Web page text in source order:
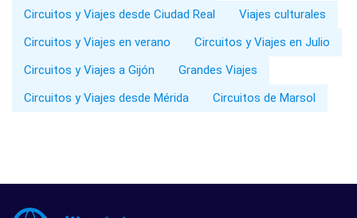
Circuitos y Viajes desde Ciudad Real
Viajes culturales
Circuitos y Viajes en verano
Circuitos y Viajes en Julio
Circuitos y Viajes a Gijón
Grandes Viajes
Circuitos y Viajes desde Mérida
Circuitos de Marsol